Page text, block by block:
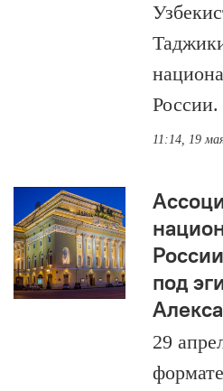
России.
11:14, 19
под
29